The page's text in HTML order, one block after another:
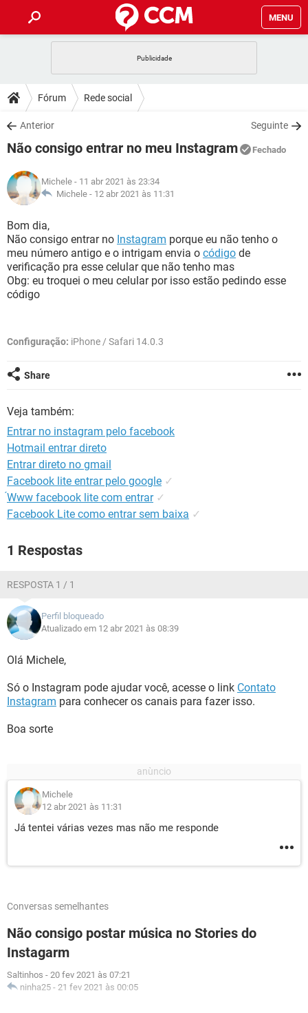
MENU
CELULAR
OUTLOOK
INSTAGRAM GMAIL
GUIA DE COMPRAS
DICAS
JOGOS
INSTAGRAM
GUIA DE COMPRAS
DOWNLOADS
JOGOS WHATSAPP
CELULAR
OUTLOOK EXCEL
INSTAGRAM
GUIA DE COMPRAS
JOGOS
CELULAR
OUTLOOK
INSTAGRAM GMAIL
GUIA DE COMPRAS
GLOSSÁRIO
JOGOS
CELULAR FACEBOOK
OUTLOOK EXCEL
INSTAGRAM
Fórum Rede social
Anterior Seguinte
Não consigo entrar no meu Instagram Fechado
Michele - 11 abr 2021 às 23:34
Michele - 12 abr 2021 às 11:31
Bom dia,
Não consigo entrar no Instagram porque eu não tenho o
meu número antigo e o intrigam envia o código de
verificação pra esse celular que não tenho mas
Obg: eu troquei o meu celular por isso estão pedindo esse
código
Configuração: iPhone / Safari 14.0.3
Share
Veja também:
Entrar no instagram pelo facebook
Hotmail entrar direto
Entrar direto no gmail
Facebook lite entrar pelo google ✓
́Www facebook lite com entrar ✓
Facebook Lite como entrar sem baixa ✓
1 Respostas
RESPOSTA 1 / 1
Perfil bloqueado
Atualizado em 12 abr 2021 às 08:39
Olá Michele,
Só o Instagram pode ajudar você, acesse o link Contato
Instagram para conhecer os canais para fazer isso.
Boa sorte
Michele
12 abr 2021 às 11:31
Já tentei várias vezes mas não me responde
Conversas semelhantes
Não consigo postar música no Stories do
Instagarm
Saltinhos - 20 fev 2021 às 07:21
ninha25 - 21 fev 2021 às 00:05